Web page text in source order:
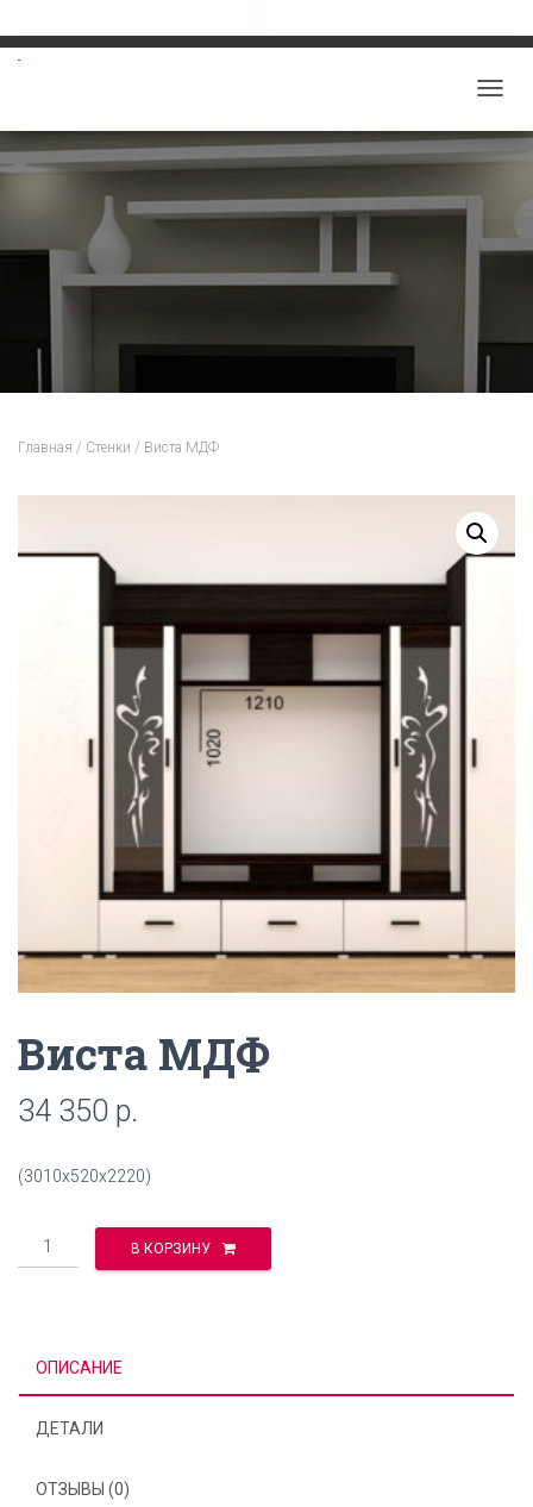
Е
И
В
И
Г
Главная / Стенки / Виста МДФ
Виста МДФ
34 350 р.
(3010х520х2220)
Количество В КОРЗИНУ
ОПИСАНИЕ
ДЕТАЛИ
ОТЗЫВЫ (0)